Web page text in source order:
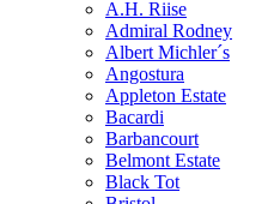
A.H. Riise
Admiral Rodney
Albert Michler´s
Angostura
Appleton Estate
Bacardi
Barbancourt
Belmont Estate
Black Tot